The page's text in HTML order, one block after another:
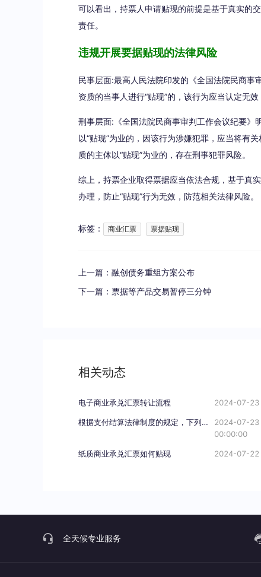
可以看出，持票人申请贴现的前提是基于真实的
责任。
违规开展要据贴现的法律风险
民事层面:最高人民法院印发的《全国法院民商
资质的当事人进行“贴现”的，该行为应当认定无
刑事层面:《全国法院民商事审判工作会议纪要》
以“贴现”为业的，因该行为涉嫌犯罪，应当将有
质的主体以“贴现”为业的，存在刑事犯罪风险。
综上，持票企业取得票据应当依法合规，基于真
办理，防止“贴现”行为无效，防范相关法律风险。
标签： 商业汇票 票据贴现
上一篇： 融创债务重组方案公布
下一篇： 票据等产品交易暂停三分钟
相关动态
电子商业承兑汇票转让流程 2024-07-23
根据支付结算法律制度的规定，下列关于电子银行承兑汇票持票人向银行申请办理贴现条件的表述中，不正确的是（）。
2024-07-23
00:00:00
纸质商业承兑汇票如何贴现 2024-07-
全天候专业服务